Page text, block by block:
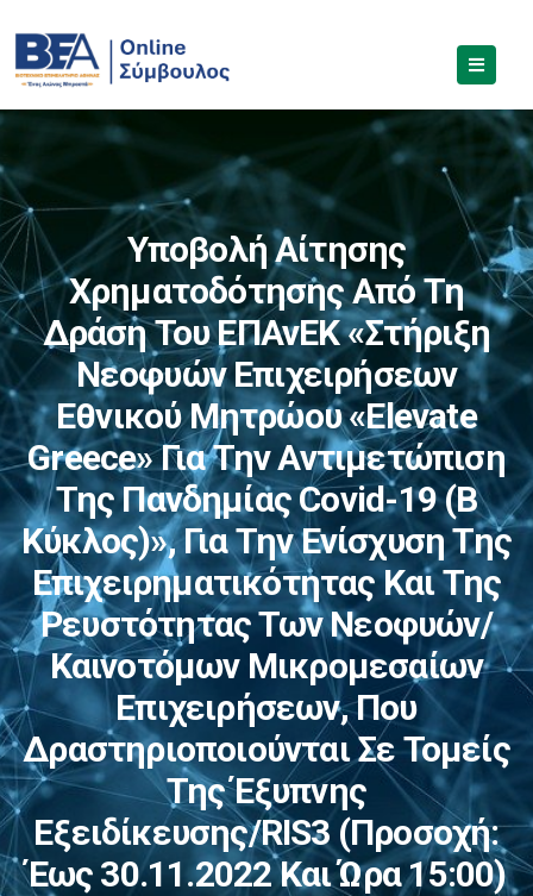
Υποβολή Αίτησης
Χρηματοδότησης Από Τη
Δράση Του ΕΠΑνΕΚ «Στήριξη
Νεοφυών Επιχειρήσεων
Εθνικού Μητρώου «Elevate
Greece» Για Την Αντιμετώπιση
Της Πανδημίας Covid-19 (Β
Κύκλος)», Για Την Ενίσχυση Της
Επιχειρηματικότητας Και Της
Ρευστότητας Των Νεοφυών/
Καινοτόμων Μικρομεσαίων
Επιχειρήσεων, Που
Δραστηριοποιούνται Σε Τομείς
Της Έξυπνης
Εξειδίκευσης/RIS3 (Προσοχή:
Έως 30.11.2022 Και Ώρα 15:00)